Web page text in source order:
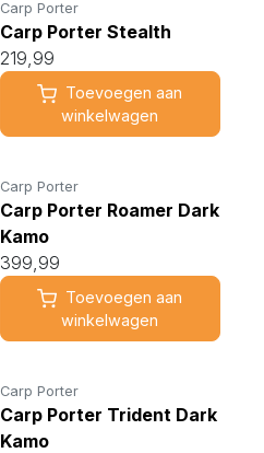
Carp Porter
Carp Porter Stealth
219,99
Toevoegen aan
winkelwagen
Carp Porter
Carp Porter Roamer Dark
Kamo
399,99
Toevoegen aan
winkelwagen
Carp Porter
Carp Porter Trident Dark
Kamo